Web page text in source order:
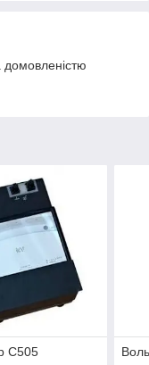
домовленістю
С505